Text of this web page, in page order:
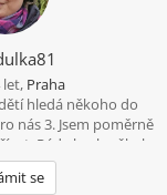
let, Praha
hledá někoho do
nás 3. Jsem poměrně
Ráda bych někoho
a nechce trávit čas jen
se